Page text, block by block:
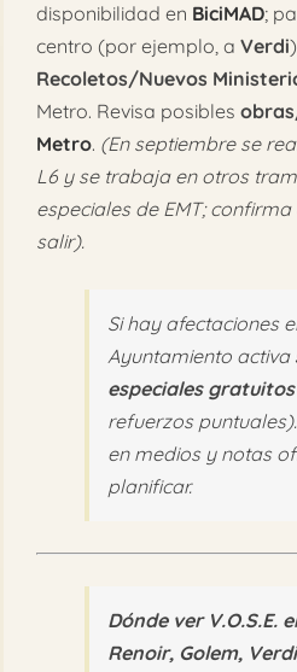
disponibilidad en BiciMAD;
centro (por ejemplo, a Verdi
Recoletos/Nuevos
Metro. Revisa posibles
Metro. (En septiembre se
L6 y se trabaja en otros
especiales de EMT;
salir).
Si hay afectaciones
Ayuntamiento activa
especiales gratuitos
refuerzos
en medios y notas
planificar.
Dónde ver V.O.S.E.
Renoir, Golem,